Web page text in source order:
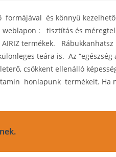
és könnyű
: tisztítás és
termékek.
teára is. Az
csökkent ellenálló
honlapunk termékeit. Ha